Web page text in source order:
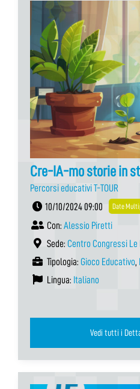
Cre-IA-mo storie in
Percorsi educativi T-TOUR
10/10/2024 09:00
Date
Con: Alessio Piretti
Sede: Centro Congressi
Tipologia: Gioco Educativo,
Lingua: Italiano